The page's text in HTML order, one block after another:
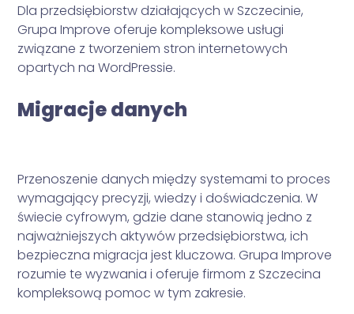
Dla przedsiębiorstw działających w Szczecinie,
Grupa Improve oferuje kompleksowe usługi
związane z tworzeniem stron internetowych
opartych na WordPressie.
Migracje danych
Przenoszenie danych między systemami to proces
wymagający precyzji, wiedzy i doświadczenia. W
świecie cyfrowym, gdzie dane stanowią jedno z
najważniejszych aktywów przedsiębiorstwa, ich
bezpieczna migracja jest kluczowa. Grupa Improve
rozumie te wyzwania i oferuje firmom z Szczecina
kompleksową pomoc w tym zakresie.